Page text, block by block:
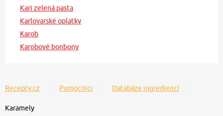
Kari zelená pasta
Karlovarské oplatky
Karob
Karobové bonbony
Recepty.cz Pomocníci Databáze ingrediencí
Karamely